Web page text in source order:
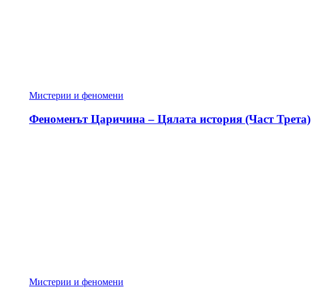
Мистерии и феномени
Феноменът Царичина – Цялата история (Част Трета)
Мистерии и феномени